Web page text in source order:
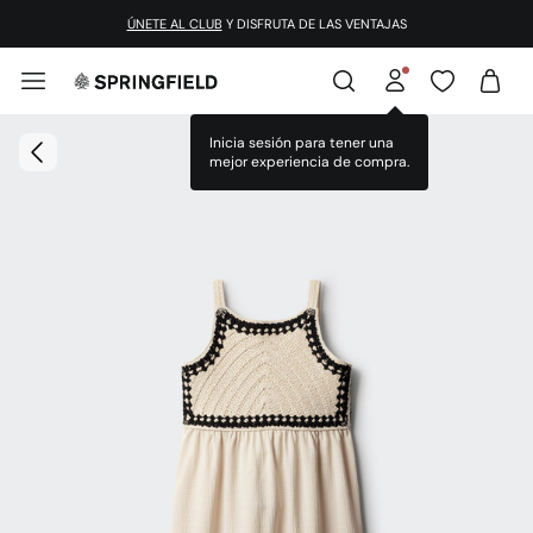
ÚNETE AL CLUB Y DISFRUTA DE LAS VENTAJAS
Inicia sesión para tener una
mejor experiencia de compra.